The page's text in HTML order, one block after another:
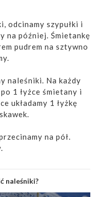
odcinamy szypułki i
na później. Śmietankę
pudrem na sztywno
naleśniki. Na każdy
1 łyżce śmietany i
układamy 1 łyżkę
na pół.
naleśniki?